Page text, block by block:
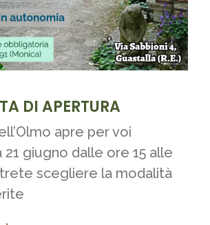
DI APERTURA
apre per voi
21 giugno dalle ore 15 alle
scegliere la modalità